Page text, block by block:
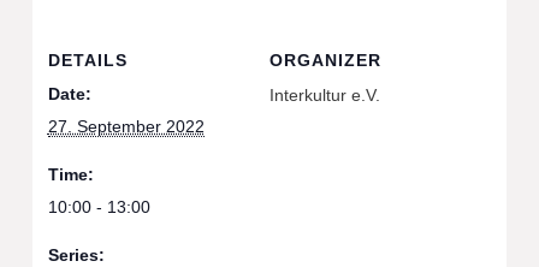
DETAILS
Date:
27. September 2022
Time:
10:00 - 13:00
Series:
ORGANIZER
Interkultur e.V.